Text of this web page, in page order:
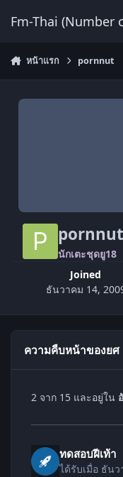
Fm-Thai (Number
หน้าแรก pornnut
pornnut
นักเตะชุดยู18
Joined
ธันวาคม 14,
ความคืบหน้าของยศ
2 จาก 15 และอยู่ใน
ทดสอบฝีเท้า
ได้รับเมื่อ ธันว